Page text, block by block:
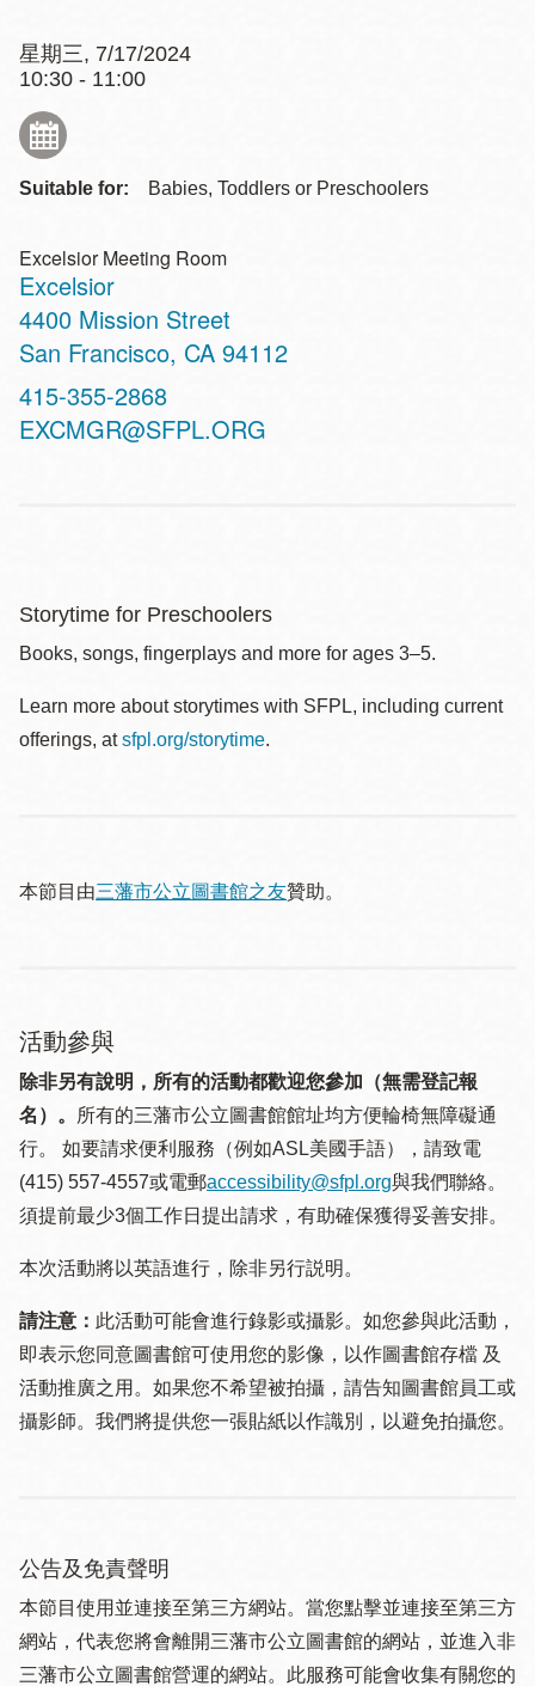
星期三, 7/17/2024
10:30 - 11:00
Suitable for: Babies, Toddlers or Preschoolers
Excelsior Meeting Room
Excelsior
Address
4400 Mission Street
San Francisco, CA 94112
Contact
Telephone
415-355-2868
EXCMGR@SFPL.ORG
Storytime for Preschoolers
Books, songs, fingerplays and more for ages 3–5.
Learn more about storytimes with SFPL, including current
offerings, atsfpl.org/storytime.
本節目由三藩市公立圖書館之友贊助。
活動參與
除非另有說明，所有的活動都歡迎您參加（無需登記報
名）。
所有的三藩市公立圖書館館址均方便輪椅無障礙通
行。 如要請求便利服務（例如ASL美國手語），請致電
(415) 557-4557或電郵accessibility@sfpl.org與我們聯絡。
須提 前最少3個工作日提出請求，有助確保獲得妥善安排。
本次活動將以英語進行，除非另行説明。
請注意： 此活動可能會進行錄影或攝影。如您參與此活動，
即表示您同意圖書館可使用您的影像，以作圖書館存檔 及
活動推廣之用。如果您不希望被拍攝，請告知圖書館員工或
攝影師。我們將提供您一張貼紙以作識別，以避免拍攝您。
公告及免責聲明
本節目使用並連接至第三方網站。當您點擊並連接至第三方
網站，代表您將會離開三藩市公立圖書館的網站，並進入非
三藩市公立圖書館營運的網站。此服務可能會收集有關您的